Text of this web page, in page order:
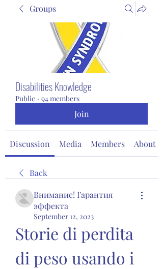
Groups
Disabilities Knowledge
Public · 94 members
Join
Discussion Media Members About
Back
Внимание! Гарантия
эффекта
September 12, 2023
Storie di perdita
di peso usando i